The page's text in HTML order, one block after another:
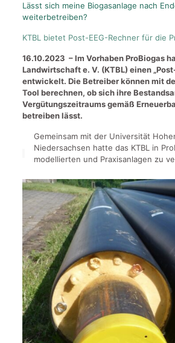
Lässt sich meine Biogasanlage nach
weiterbetreiben?
KTBL bietet Post-EEG-Rechner für die
16.10.2023 –Im Vorhaben ProBiogas
Landwirtschaft e. V. (KTBL) einen
entwickelt. Die Betreiber können mit
Tool berechnen, ob sich ihre
Vergütungszeitraums gemäß
betreiben lässt.
Gemeinsam mit der Universität
Niedersachsen hatte das KTBL in
modellierten und Praxisanlagen zu